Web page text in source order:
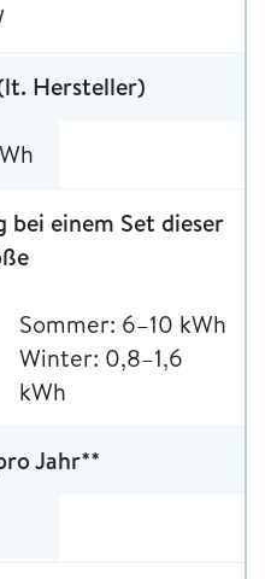
Hersteller)
bei einem Set dieser
Sommer: 6–10 kWh
Winter: 0,8–1,6
kWh
Jahr**